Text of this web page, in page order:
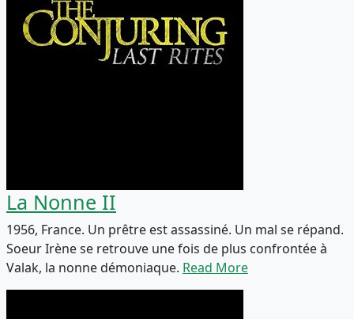
La Nonne II
1956, France. Un prêtre est assassiné. Un mal se répand.
Soeur Irène se retrouve une fois de plus confrontée à
Valak, la nonne démoniaque. Read More